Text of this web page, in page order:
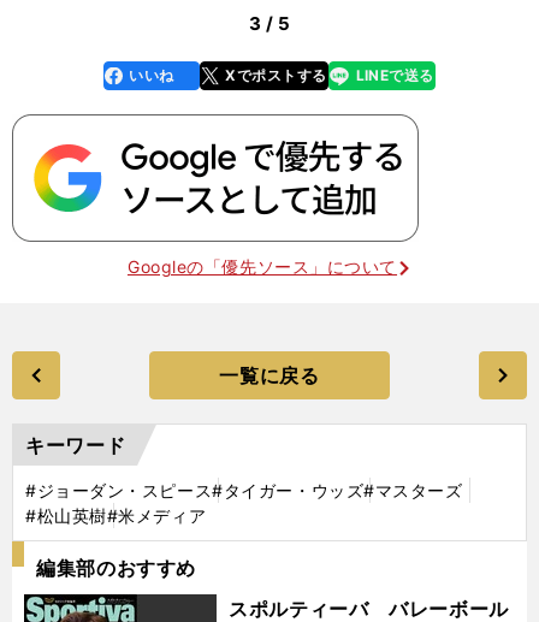
3 / 5
faceboo
k
いいね Xでポストする
line LINEで送る
Googleの「優先ソース」について
一覧に戻る
キーワード
#ジョーダン・スピース#タイガー・ウッズ#マスターズ
#松山英樹#米メディア
編集部のおすすめ
スポルティーバ バレーボール